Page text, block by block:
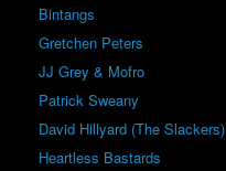
Bintangs
Gretchen Peters
JJ Grey & Mofro
Patrick Sweany
David Hillyard (The Slackers)
Heartless Bastards